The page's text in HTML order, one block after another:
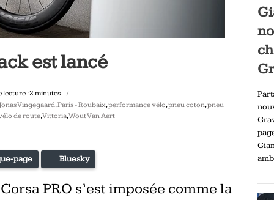
est lancé
lecture :2 minutes
Vingegaard,Paris - Roubaix,performance vélo,pneu coton,pneu
de route,Vittoria,Wout Van Aert
page Bluesky
PRO s’est imposée comme la